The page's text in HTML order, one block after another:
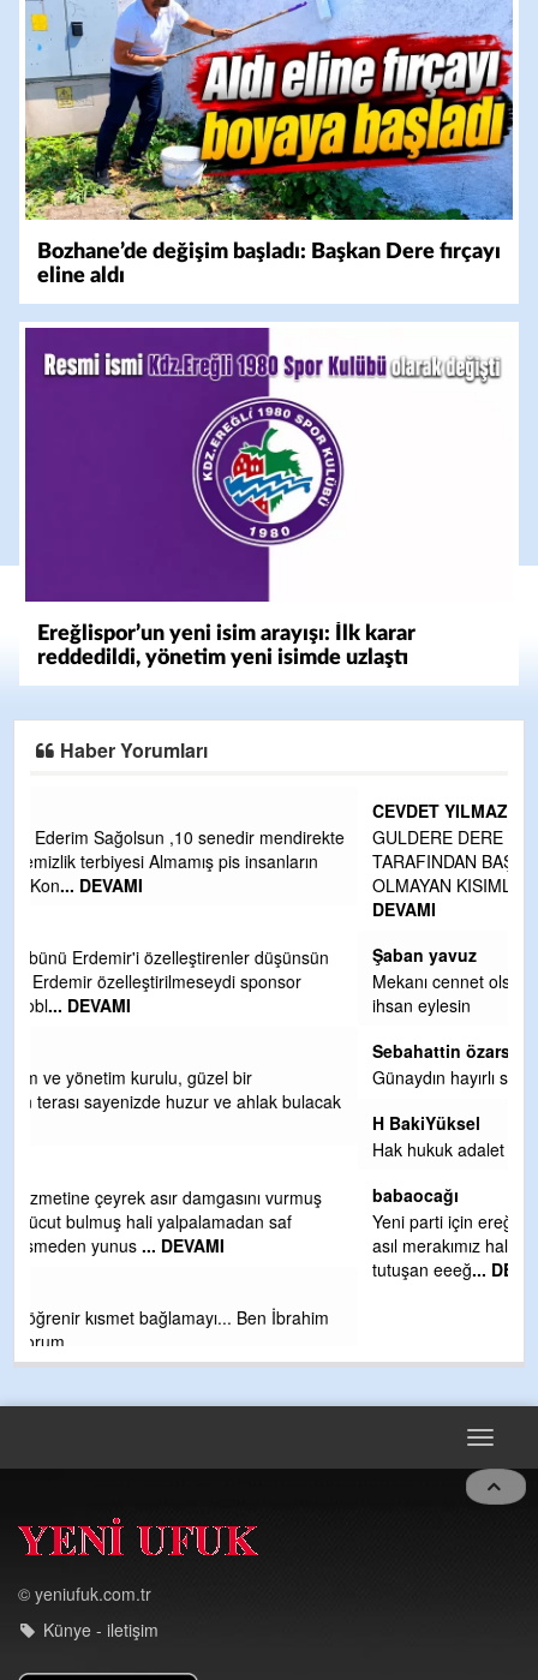
Bozhane’de değişim başladı: Başkan Dere fırçayı
eline aldı
Ereğlispor’un yeni isim arayışı: İlk karar
reddedildi, yönetim yeni isimde uzlaştı
Haber Yorumları
GULDERE DERE ÇALIŞMALARI, SEKIZ YIL ÖNCE ALKAYA
TARAFINDAN BAŞLATILDI, ETRASFINDA YERLEŞİM YERI
OLMAYAN KISIMLARA DUVARLAR YAPILDI."BURADAK...
Şaban yavuz
Mekanı cennet olsun kederli ailesine Rabbim Sabri Celil
ihsan eylesin
Günaydın hayırlı sabahlar dilerim
Hak hukuk adalet işte CHP Kemal Kılıçdaroğlu
babaocağı
Yeni parti için ereğli ilçe teşkilatımızı merak eder dururken
asıl merakımız halk kahramanlarımız ereğli aşkı ile yanıp
© yeniufuk.com.tr